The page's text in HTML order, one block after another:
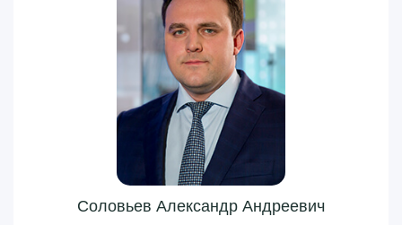
Соловьев Александр Андреевич